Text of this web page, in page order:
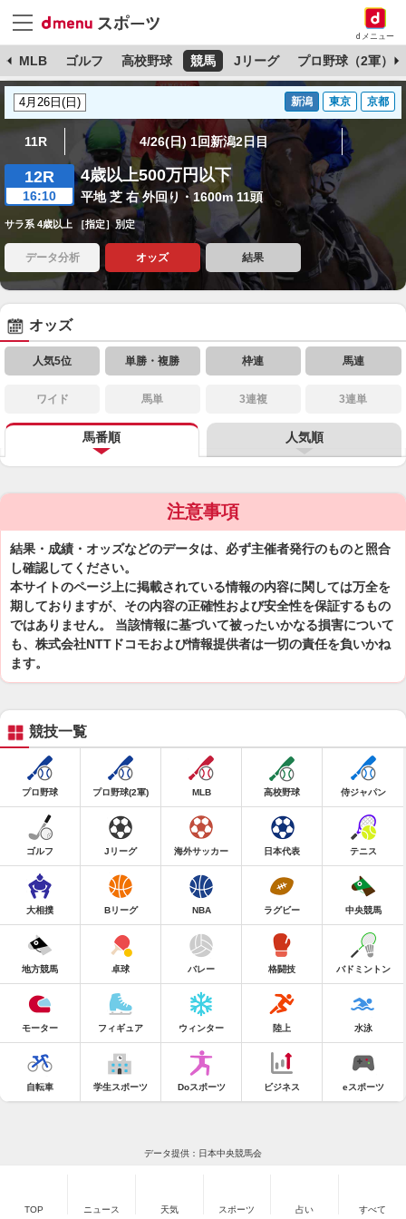
dメニュー
MLB ゴルフ 高校野球 競馬 Jリーグ プロ野球（2軍）
新潟 東京 京都
11R 4/26(日) 1回新潟2日目
12R
16:10
4歳以上500万円以下
平地 芝 右 外回り・1600m 11頭
サラ系 4歳以上 ［指定］別定
データ分析 オッズ 結果
オッズ
人気5位 単勝・複勝 枠連 馬連
ワイド 馬単 3連複 3連単
馬番順 人気順
注意事項
結果・成績・オッズなどのデータは、必ず主催者発行のものと照合
し確認してください。
本サイトのページ上に掲載されている情報の内容に関しては万全を
期しておりますが、その内容の正確性および安全性を保証するもの
ではありません。 当該情報に基づいて被ったいかなる損害について
も、株式会社NTTドコモおよび情報提供者は一切の責任を負いかね
ます。
競技一覧
プロ野球 プロ野球(2軍) MLB 高校野球 侍ジャパン
ゴルフ Jリーグ 海外サッカー 日本代表 テニス
大相撲 Bリーグ NBA ラグビー 中央競馬
地方競馬 卓球 バレー 格闘技 バドミントン
モーター フィギュア ウィンター 陸上 水泳
自転車 学生スポーツ Doスポーツ ビジネス eスポーツ
データ提供：日本中央競馬会
TOP ニュース 天気 スポーツ 占い すべて